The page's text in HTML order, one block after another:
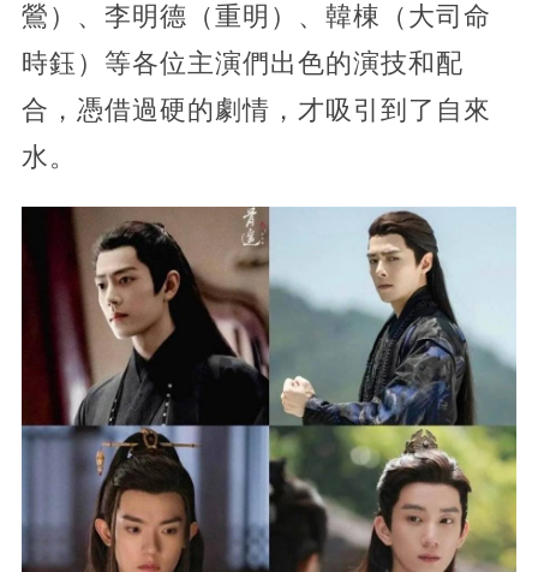
鶯）、李明德（重明）、韓棟（大司命
時鈺）等各位主演們出色的演技和配
合，憑借過硬的劇情，才吸引到了自來
水。